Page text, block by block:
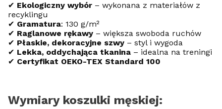
✔ Ekologiczny wybór – wykonana z materiałów z
recyklingu
✔ Gramatura: 130 g/m²
✔ Raglanowe rękawy – większa swoboda ruchów
✔ Płaskie, dekoracyjne szwy – styl i wygoda
✔ Lekka, oddychająca tkanina – idealna na treningi
✔ Certyfikat OEKO-TEX Standard 100
Wymiary koszulki męskiej: